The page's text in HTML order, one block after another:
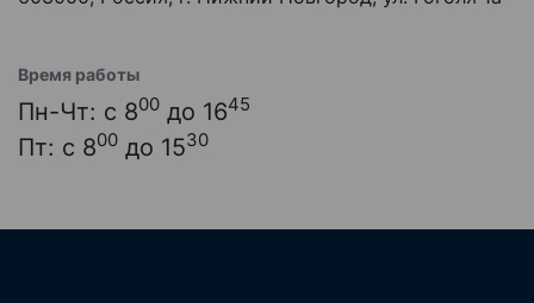
Время работы
Пн-Чт: с 800 до 1645
Пт: с 800 до 1530